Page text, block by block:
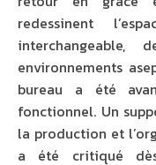
redessinent
interchangeable,
environnements
bureau a été
fonctionnel. Un
la production et
a été critiqué